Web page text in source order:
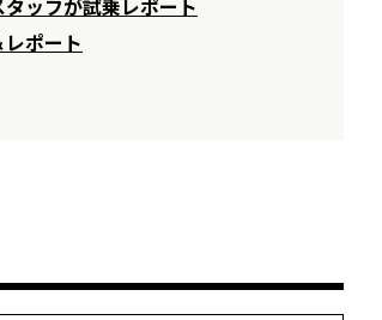
ッフが試乗レポート
ポート